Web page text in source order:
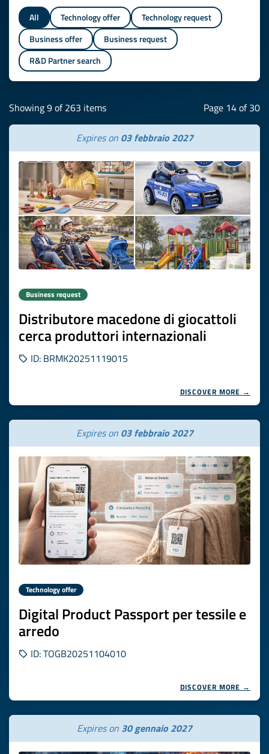
All Technology offer
Technology request
Business offer
Business request
R&D Partner search
Showing 9 of 263 items Page 14 of 30
Expires on 03 febbraio 2027
Business request
Distributore macedone di giocattoli
cerca produttori internazionali
ID: BRMK20251119015
DISCOVER MORE →
Expires on 03 febbraio 2027
Technology offer
Digital Product Passport per tessile e
arredo
ID: TOGB20251104010
DISCOVER MORE →
Expires on 30 gennaio 2027